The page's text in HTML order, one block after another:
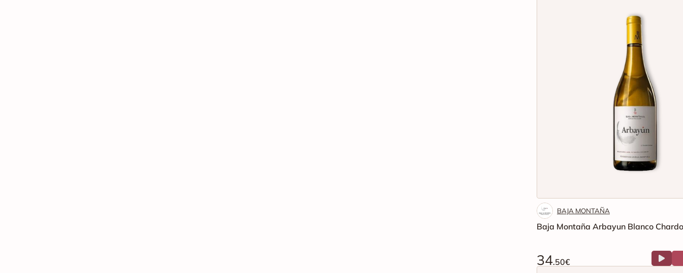
BAJA MONTAÑA
Baja Montaña Arbayun Blanco
34.50€